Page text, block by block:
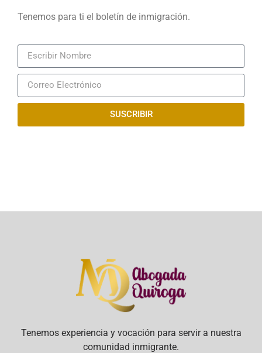
Tenemos para ti el boletín de inmigración.
SUSCRIBIR
Tenemos experiencia y vocación para servir a nuestra
comunidad inmigrante.